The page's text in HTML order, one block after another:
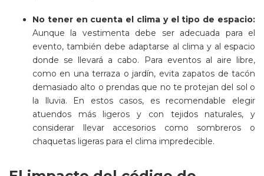
No tener en cuenta el clima y el tipo de espacio:
Aunque la vestimenta debe ser adecuada para el
evento, también debe adaptarse al clima y al espacio
donde se llevará a cabo. Para eventos al aire libre,
como en una terraza o jardín, evita zapatos de tacón
demasiado alto o prendas que no te protejan del sol o
la lluvia. En estos casos, es recomendable elegir
atuendos más ligeros y con tejidos naturales, y
considerar llevar accesorios como sombreros o
chaquetas ligeras para el clima impredecible.